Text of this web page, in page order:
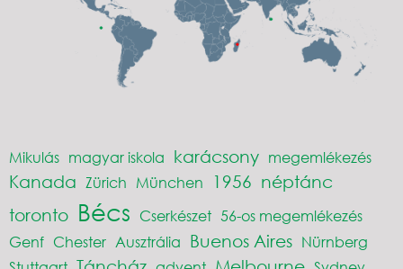
Mikulás magyar iskola karácsony megemlékezés
Kanada Zürich München 1956 néptánc
toronto Bécs Cserkészet 56-os megemlékezés
Genf Chester Ausztrália Buenos Aires Nürnberg